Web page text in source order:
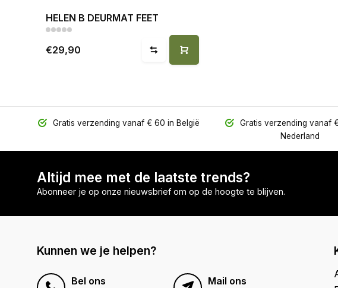
HELEN B DEURMAT FEET
€29,90
Gratis verzending vanaf € 60 in België
Gratis verzending vanaf
Nederland
Altijd mee met de laatste trends?
Abonneer je op onze nieuwsbrief om op de hoogte te blijven.
Kunnen we je helpen?
Bel ons Mail ons